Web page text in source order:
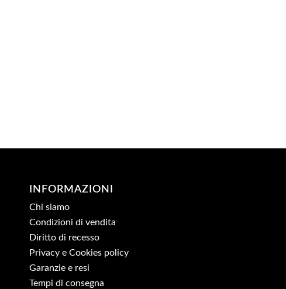
INFORMAZIONI
Chi siamo
Condizioni di vendita
Diritto di recesso
Privacy e Cookies policy
Garanzie e resi
Tempi di consegna